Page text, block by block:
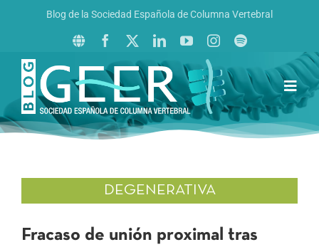
Blog de la Sociedad Española de Columna Vertebral
Inicio
Revista La Columna al Día
DEGENERATIVA
Fracaso de unión proximal tras